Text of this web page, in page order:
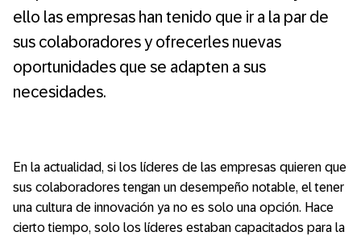
ello las empresas han tenido que ir a la par de
sus colaboradores y ofrecerles nuevas
oportunidades que se adapten a sus
necesidades.
En la actualidad, si los líderes de las empresas quieren que
sus colaboradores tengan un desempeño notable, el tener
una cultura de innovación ya no es solo una opción. Hace
cierto tiempo, solo los líderes estaban capacitados para la